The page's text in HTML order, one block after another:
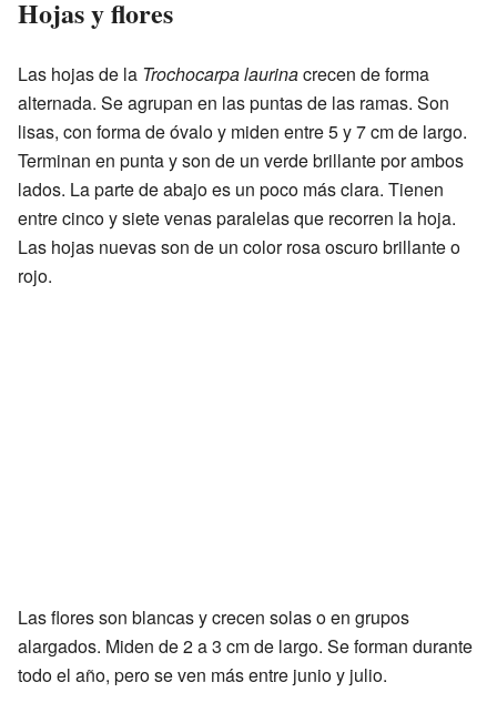
Hojas y flores
Las hojas de la Trochocarpa laurinacrecen de forma
alternada. Se agrupan en las puntas de las ramas. Son
lisas, con forma de óvalo y miden entre 5 y 7 cm de largo.
Terminan en punta y son de un verde brillante por ambos
lados. La parte de abajo es un poco más clara. Tienen
entre cinco y siete venas paralelas que recorren la hoja.
Las hojas nuevas son de un color rosa oscuro brillante o
rojo.
Las flores son blancas y crecen solas o en grupos
alargados. Miden de 2 a 3 cm de largo. Se forman durante
todo el año, pero se ven más entre junio y julio.